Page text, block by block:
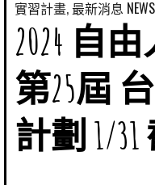
實習計畫, 最新消息 NEWS
2024 自
第25屆
計劃 1/